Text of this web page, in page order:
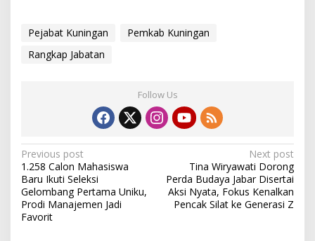
Pejabat Kuningan
Pemkab Kuningan
Rangkap Jabatan
Follow Us
Post
navigation
Previous post
1.258 Calon Mahasiswa
Baru Ikuti Seleksi
Gelombang Pertama Uniku,
Prodi Manajemen Jadi
Favorit
Next post
Tina Wiryawati Dorong
Perda Budaya Jabar Disertai
Aksi Nyata, Fokus Kenalkan
Pencak Silat ke Generasi Z